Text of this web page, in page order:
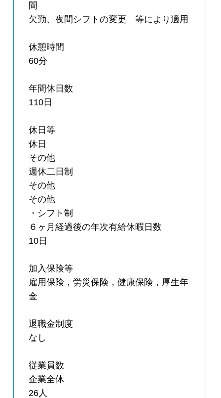
間
欠勤、夜間シフトの変更 等により適用
休憩時間
60分
年間休日数
110日
休日等
休日
その他
週休二日制
その他
その他
・シフト制
６ヶ月経過後の年次有給休暇日数
10日
加入保険等
雇用保険，労災保険，健康保険，厚生年
金
退職金制度
なし
従業員数
企業全体
26人